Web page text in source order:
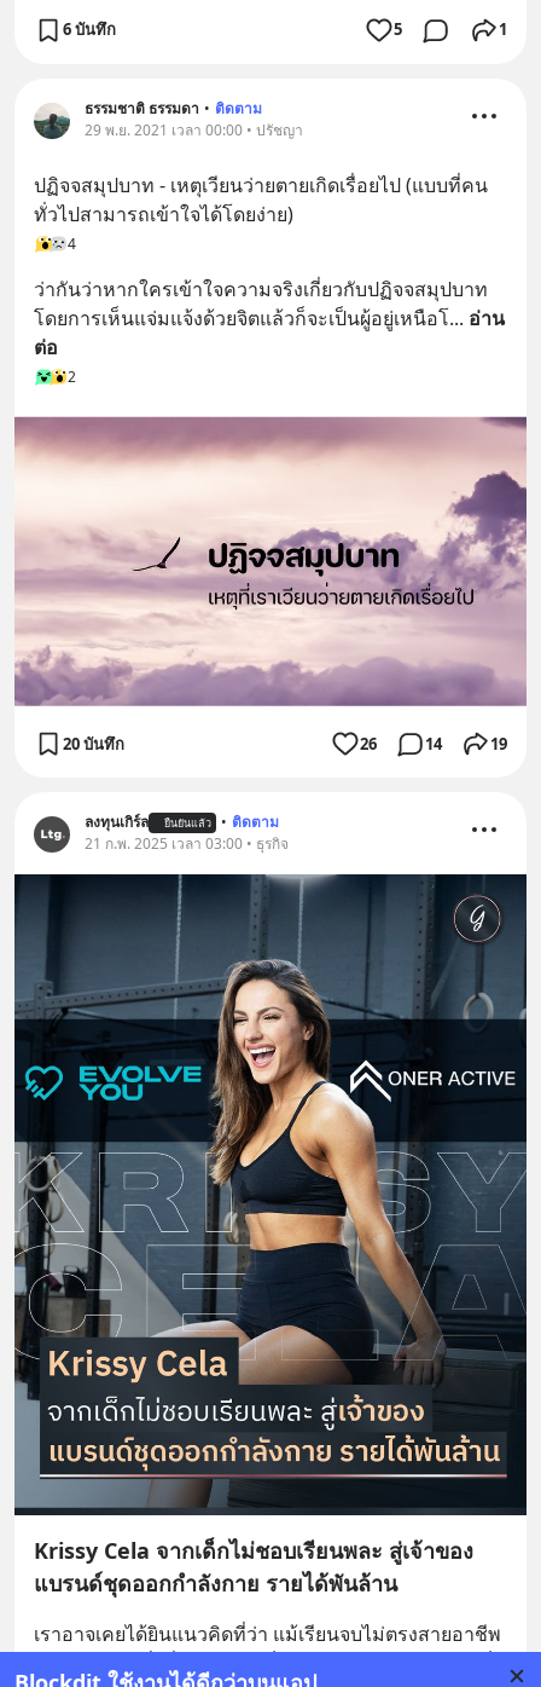
6 บันทึก 5 1
ธรรมชาติ ธรรมดา • ติดตาม
29 พ.ย. 2021 เวลา 00:00 • ปรัชญา
ปฏิจจสมุปบาท - เหตุเวียนว่ายตายเกิดเรื่อยไป (แบบที่คน
ทั่วไปสามารถเข้าใจได้โดยง่าย)
4
ว่ากันว่าหากใครเข้าใจความจริงเกี่ยวกับปฏิจจสมุปบาท
โดยการเห็นแจ่มแจ้งด้วยจิตแล้วก็จะเป็นผู้อยู่เหนือโ... อ่าน
ต่อ
2
20 บันทึก 26 14 19
ลงทุนเกิร์ล ยืนยันแล้ว • ติดตาม
21 ก.พ. 2025 เวลา 03:00 • ธุรกิจ
Krissy Cela จากเด็กไม่ชอบเรียนพละ สู่เจ้าของ
แบรนด์ชุดออกกำลังกาย รายได้พันล้าน
เราอาจเคยได้ยินแนวคิดที่ว่า แม้เรียนจบไม่ตรงสายอาชีพ ​
แต่หากทำในสิ่งที่ชอบจริง ๆ ก็สามารถประสบความสำเร็จ